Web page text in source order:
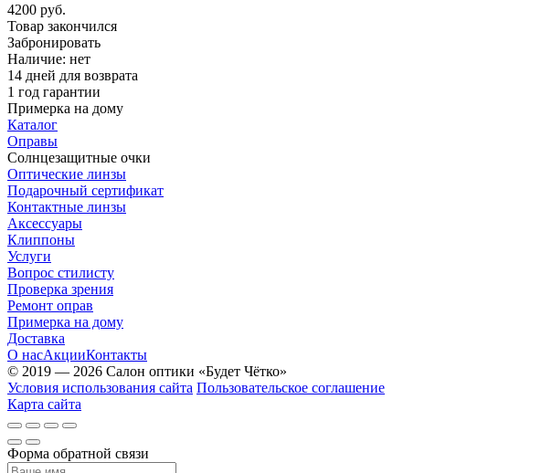
4200 руб.
Товар закончился
Забронировать
Наличие: нет
14 дней для возврата
1 год гарантии
Примерка на дому
Каталог
Оправы
Солнцезащитные очки
Оптические линзы
Подарочный сертификат
Контактные линзы
Аксессуары
Клиппоны
Услуги
Вопрос стилисту
Проверка зрения
Ремонт оправ
Примерка на дому
Доставка
О насАкцииКонтакты
© 2019 — 2026 Салон оптики «Будет Чётко»
Условия использования сайта Пользовательское соглашение
Карта сайта
Форма обратной связи